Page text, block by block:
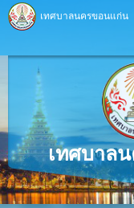
เทศบาลนครขอนแก่น
เทศบาล